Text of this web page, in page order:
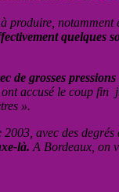
produire,
quelques
de grosses
accusé le coup fin
».
avec des
là. A Bordeaux, on